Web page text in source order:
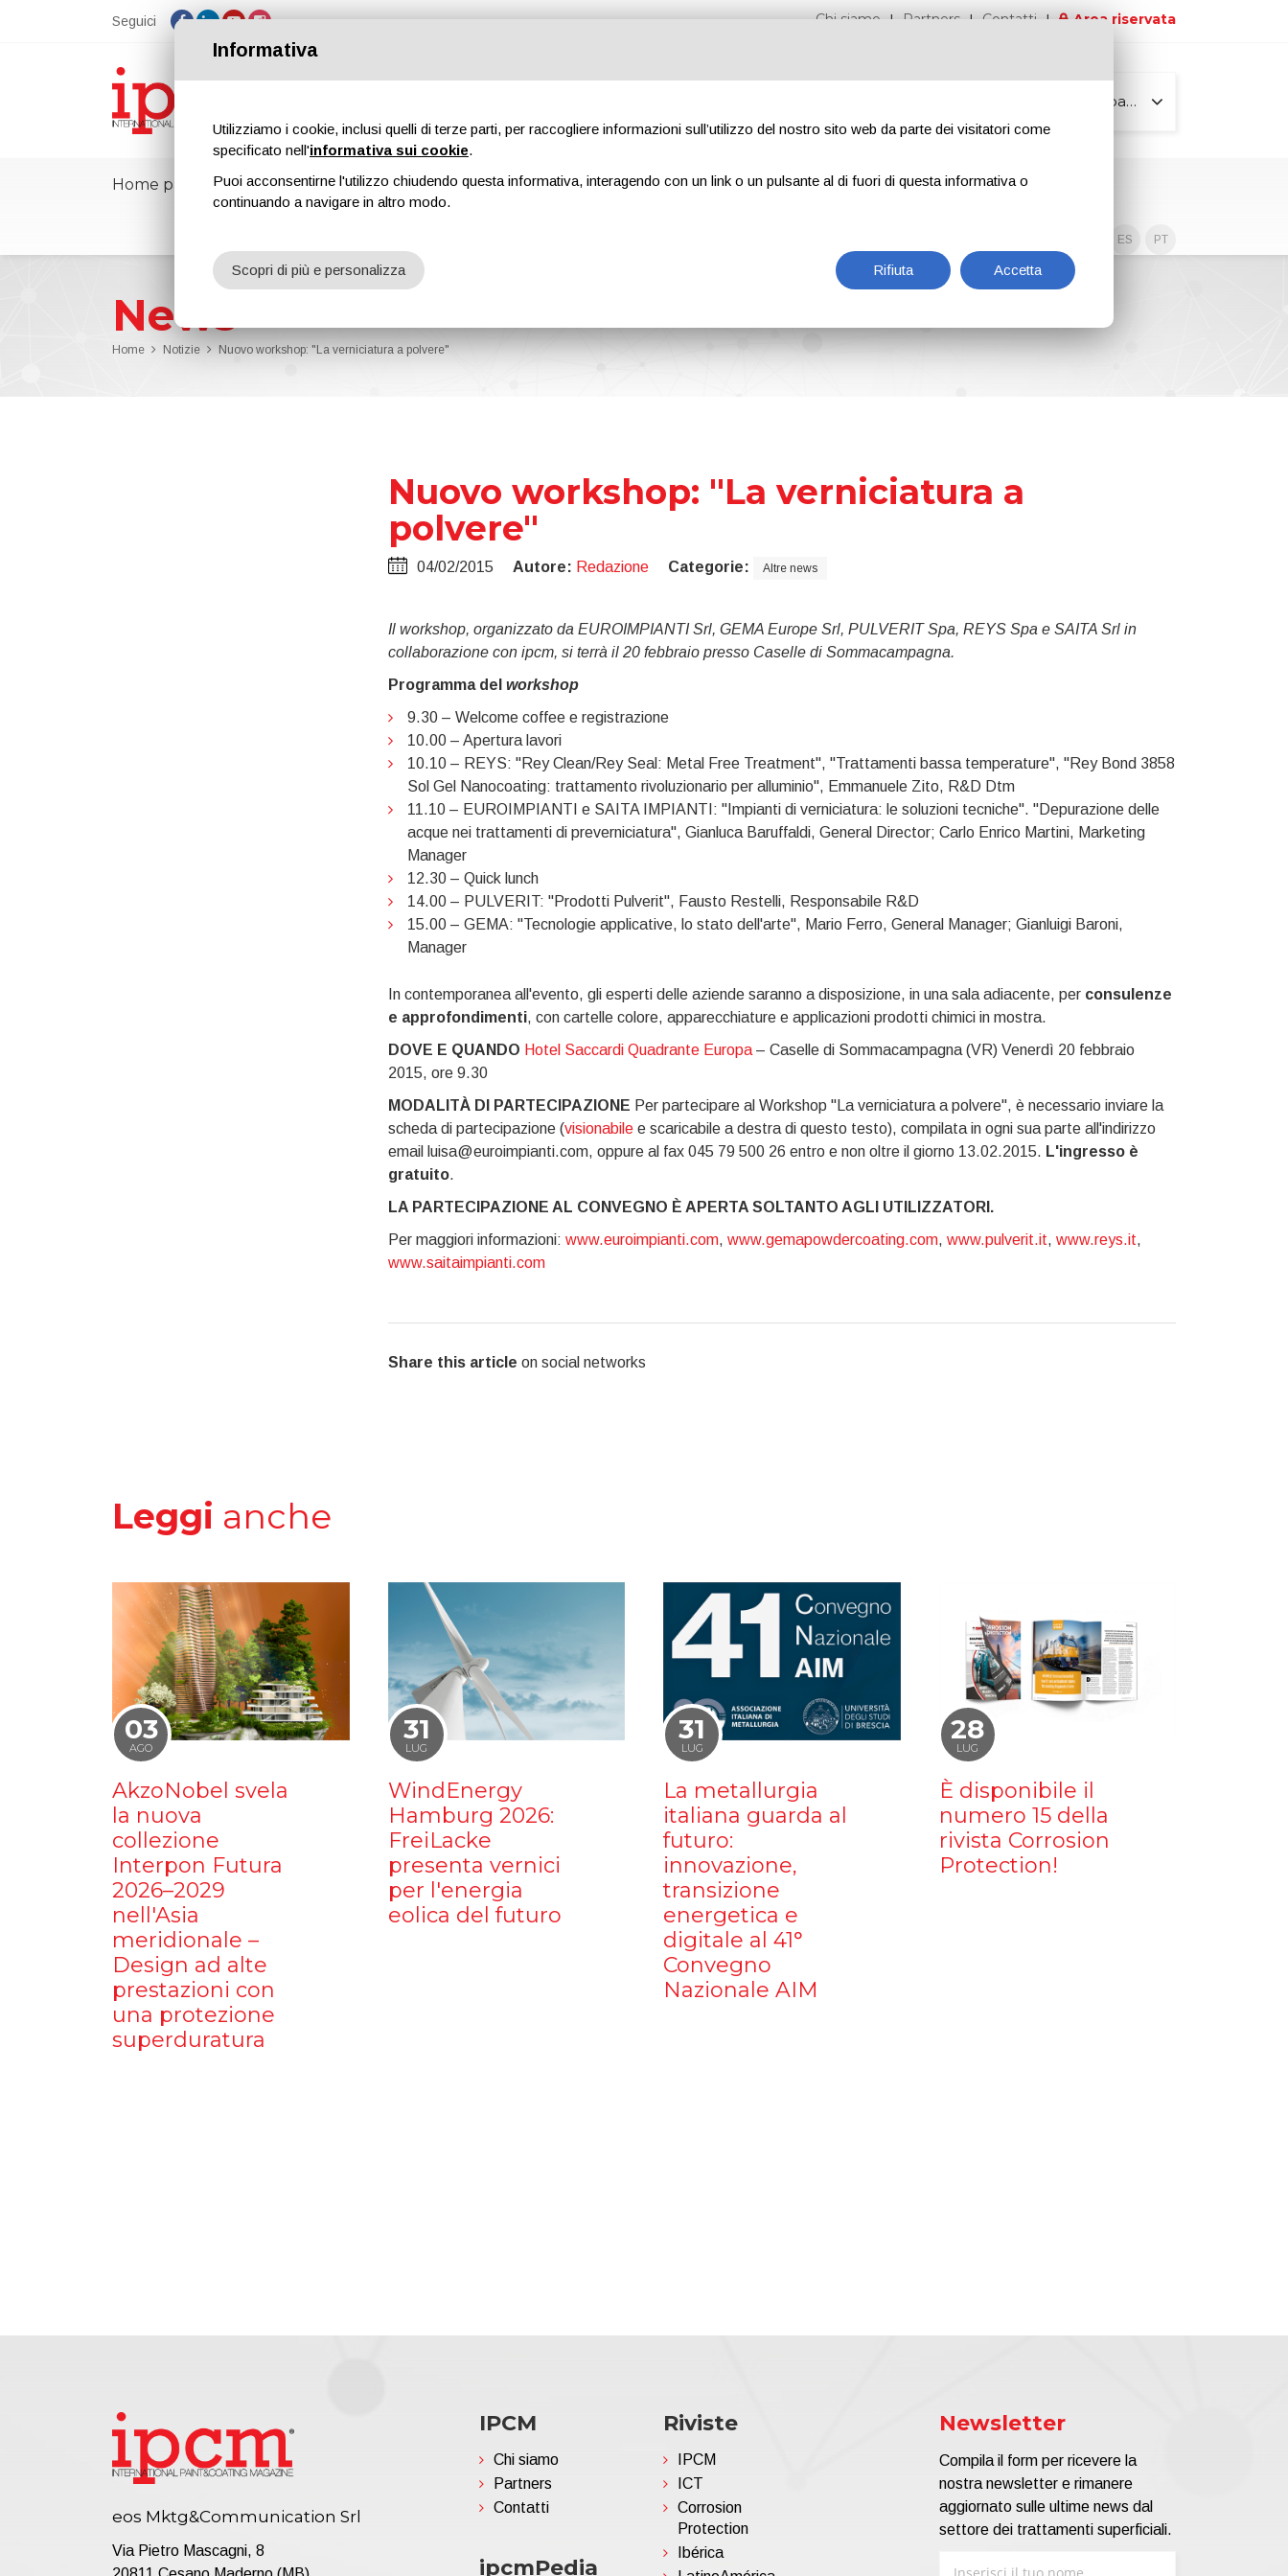
Seguici Chi siamo Partners Contatti Area riservata
Tutte le pagine
Home page ipcmPedia Notizie Fiere Formazione Riviste Pubblicità Blog Contenuti esclusivi
ES PT
News
Home Notizie Nuovo workshop: "La verniciatura a polvere"
Nuovo workshop: "La verniciatura a
polvere"
04/02/2015 Autore: Redazione Categorie: Altre news
Il workshop, organizzato da EUROIMPIANTI Srl, GEMA Europe Srl, PULVERIT Spa, REYS Spa e SAITA Srl in
collaborazione con ipcm, si terrà il 20 febbraio presso Caselle di Sommacampagna.
Programma del workshop
9.30 – Welcome coffee e registrazione
10.00 – Apertura lavori
10.10 – REYS: "Rey Clean/Rey Seal: Metal Free Treatment", "Trattamenti bassa temperature", "Rey Bond 3858
Sol Gel Nanocoating: trattamento rivoluzionario per alluminio", Emmanuele Zito, R&D Dtm
11.10 – EUROIMPIANTI e SAITA IMPIANTI: "Impianti di verniciatura: le soluzioni tecniche". "Depurazione delle
acque nei trattamenti di preverniciatura", Gianluca Baruffaldi, General Director; Carlo Enrico Martini, Marketing
Manager
12.30 – Quick lunch
14.00 – PULVERIT: "Prodotti Pulverit", Fausto Restelli, Responsabile R&D
15.00 – GEMA: "Tecnologie applicative, lo stato dell'arte", Mario Ferro, General Manager; Gianluigi Baroni,
Manager
In contemporanea all'evento, gli esperti delle aziende saranno a disposizione, in una sala adiacente, per consulenze
e approfondimenti, con cartelle colore, apparecchiature e applicazioni prodotti chimici in mostra.
DOVE E QUANDO Hotel Saccardi Quadrante Europa– Caselle di Sommacampagna (VR) Venerdì 20 febbraio
2015, ore 9.30
MODALITÀ DI PARTECIPAZIONE Per partecipare al Workshop "La verniciatura a polvere", è necessario inviare la
scheda di partecipazione (visionabilee scaricabile a destra di questo testo), compilata in ogni sua parte all'indirizzo
email luisa@euroimpianti.com, oppure al fax 045 79 500 26 entro e non oltre il giorno 13.02.2015. L'ingresso è
gratuito.
LA PARTECIPAZIONE AL CONVEGNO È APERTA SOLTANTO AGLI UTILIZZATORI.
Per maggiori informazioni: www.euroimpianti.com, www.gemapowdercoating.com, www.pulverit.it, www.reys.it,
www.saitaimpianti.com
Share this article on social networks
Leggi anche
03
AGO
AkzoNobel svela
la nuova
collezione
Interpon Futura
2026–2029
nell'Asia
meridionale –
Design ad alte
prestazioni con
una protezione
superduratura
31
LUG
WindEnergy
Hamburg 2026:
FreiLacke
presenta vernici
per l'energia
eolica del futuro
31
LUG
La metallurgia
italiana guarda al
futuro:
innovazione,
transizione
energetica e
digitale al 41°
Convegno
Nazionale AIM
28
LUG
È disponibile il
numero 15 della
rivista Corrosion
Protection!
eos Mktg&Communication Srl
Via Pietro Mascagni, 8
IPCM
Chi siamo
Partners
Contatti
ipcmPedia
Riviste
IPCM
ICT
Corrosion
Protection
Ibérica
Newsletter
Compila il form per ricevere la
nostra newsletter e rimanere
aggiornato sulle ultime news dal
settore dei trattamenti superficiali.
Informativa
Utilizziamo i cookie, inclusi quelli di terze parti, per raccogliere informazioni sull’utilizzo del nostro sito web da parte dei visitatori come
specificato nell'informativa sui cookie.
Puoi acconsentirne l'utilizzo chiudendo questa informativa, interagendo con un link o un pulsante al di fuori di questa informativa o
continuando a navigare in altro modo.
Rifiuta Accetta
Scopri di più e personalizza